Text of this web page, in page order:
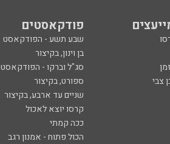
פודקאסטים
שבע תשע - הפודקאסט
בן וינון, בקיצור
סג"ל וברקו - הפודקאסט
צבי ספורט, בקיצור
שניים עד ארבע, בקיצור
קרסו יוצא לאכול
ככה קמתי
הכול פתוח - אמנון רגב